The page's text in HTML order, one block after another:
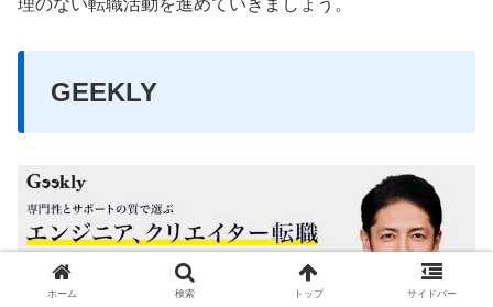
GEEKLY
ホーム 検索 トップ サイドバー